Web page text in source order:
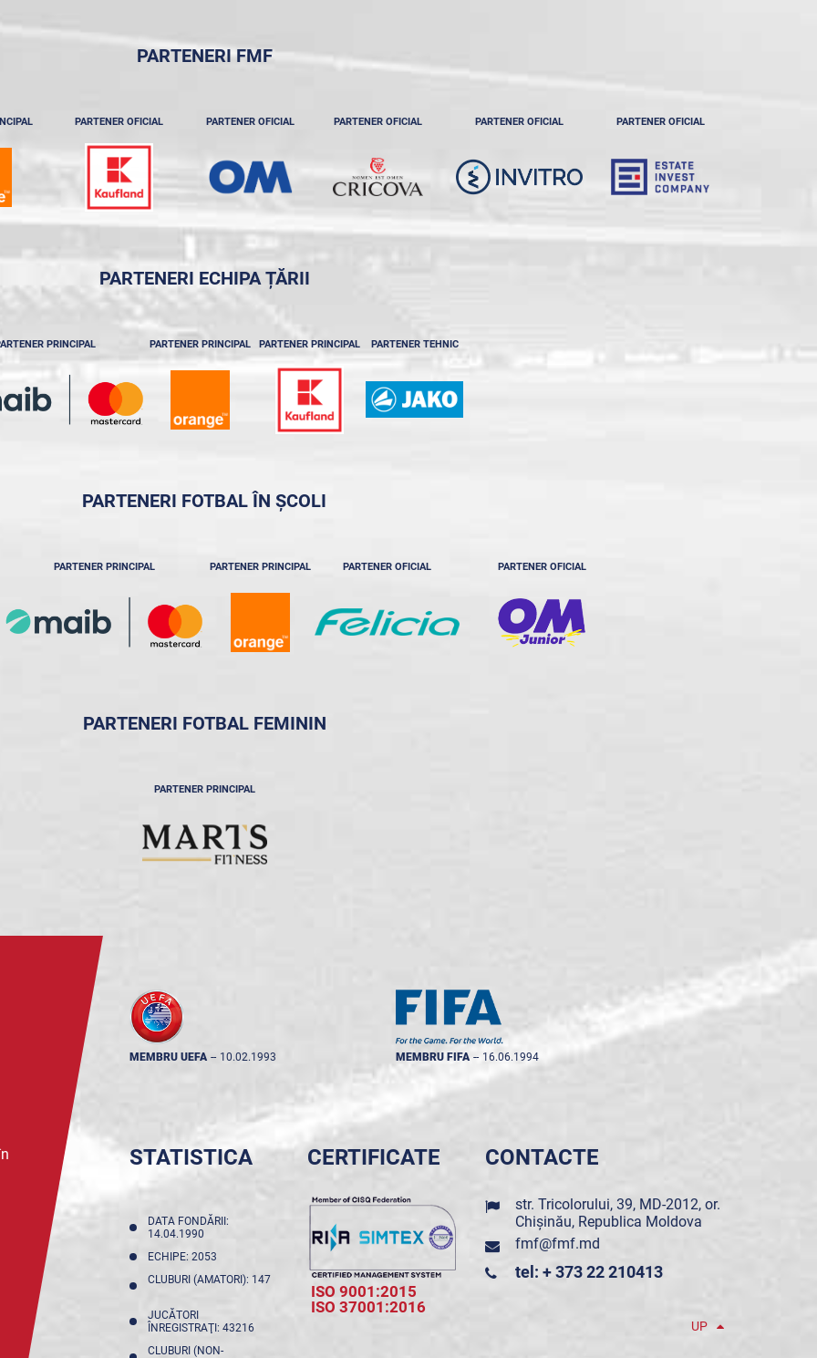
PARTENERI FMF
PARTENER OFICIAL PARTENER OFICIAL PARTENER OFICIAL PARTENER OFICIAL PARTENER OFICIAL
PARTENERI ECHIPA ȚĂRII
PRINCIPAL PARTENER PRINCIPAL PARTENER PRINCIPAL PARTENER TEHNIC
PARTENERI FOTBAL ÎN ȘCOLI
PARTENER PRINCIPAL PARTENER PRINCIPAL PARTENER OFICIAL PARTENER OFICIAL
PARTENERI FOTBAL FEMININ
PARTENER PRINCIPAL
MEMBRU UEFA -- 10.02.1993 MEMBRU FIFA -- 16.06.1994
STATISTICA
DATA FONDĂRII:
14.04.1990
ECHIPE: 2053
CLUBURI (AMATORI): 147
JUCĂTORI
ÎNREGISTRAŢI: 43216
CLUBURI (NON-
CERTIFICATE
ISO 9001:2015
ISO 37001:2016
CONTACTE
str. Tricolorului, 39, MD-2012, or.
Chișinău, Republica Moldova
fmf@fmf.md
tel: + 373 22 210413
UP